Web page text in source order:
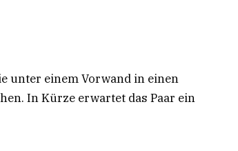
unter einem Vorwand in einen
In Kürze erwartet das Paar ein